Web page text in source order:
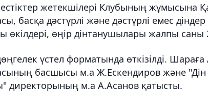
жетекшілері Клубының жұмысына
басқа дәстүрлі және дәстүрлі емес
өкілдері, өңір дінтанушылары жалпы
үстел форматында өткізілді.
басшысы м.а Ж.Ескендиров және "Дін
директорының м.а А.Асанов қатысты.